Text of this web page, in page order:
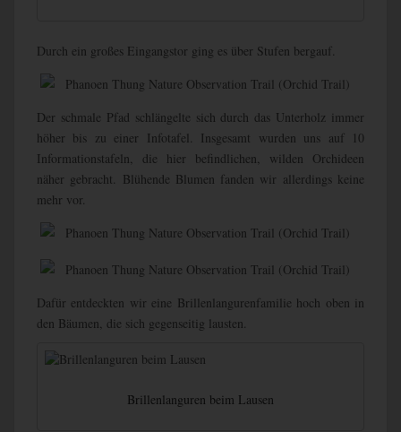
Durch ein großes Eingangstor ging es über Stufen bergauf.
Der schmale Pfad schlängelte sich durch das Unterholz immer
höher bis zu einer Infotafel. Insgesamt wurden uns auf 10
Informationstafeln, die hier befindlichen, wilden Orchideen
näher gebracht. Blühende Blumen fanden wir allerdings keine
mehr vor.
Dafür entdeckten wir eine Brillenlangurenfamilie hoch oben in
den Bäumen, die sich gegenseitig lausten.
Brillenlanguren beim Lausen